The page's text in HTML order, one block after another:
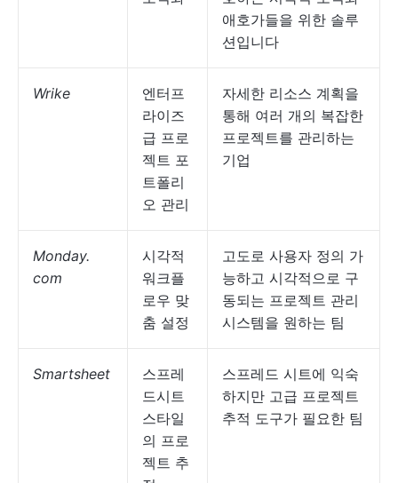
애호가들을 위한 솔루
션입니다
Wrike
엔터프
라이즈
급 프로
젝트 포
트폴리
오 관리
자세한 리소스 계획을
통해 여러 개의 복잡한
프로젝트를 관리하는
기업
Monday.
com
시각적
워크플
로우 맞
춤 설정
고도로 사용자 정의 가
능하고 시각적으로 구
동되는 프로젝트 관리
시스템을 원하는 팀
Smartsheet
스프레
드시트
스타일
의 프로
젝트 추
스프레드 시트에 익숙
하지만 고급 프로젝트
추적 도구가 필요한 팀